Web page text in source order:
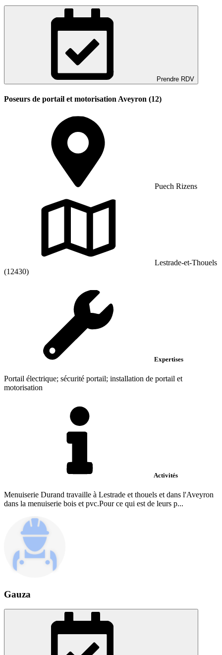
Prendre RDV
Poseurs de portail et motorisation Aveyron (12)
Puech Rizens
Lestrade-et-Thouels
(12430)
Expertises
Portail électrique; sécurité portail; installation de portail et
motorisation
Activités
Menuiserie Durand travaille à Lestrade et thouels et dans l'Aveyron
dans la menuiserie bois et pvc.Pour ce qui est de leurs p...
Gauza